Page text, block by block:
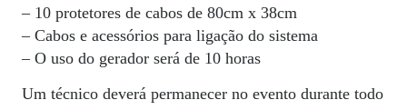
– 10 protetores de cabos de 80cm x 38cm
– Cabos e acessórios para ligação do sistema
– O uso do gerador será de 10 horas
Um técnico deverá permanecer no evento durante todo